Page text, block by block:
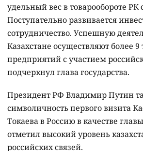
удельный вес в товарообороте РК
Поступательно развивается
сотрудничество. Успешную
Казахстане осуществляют более 9
предприятий с участием
подчеркнул глава государства.
Президент РФ Владимир Путин
символичность первого визита
Токаева в Россию в качестве
отметил высокий уровень
российских связей.